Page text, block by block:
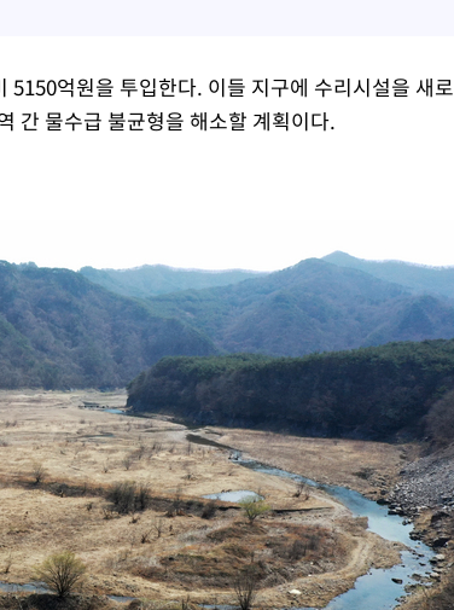
억원을 투입한다. 이들 지구에 수리시설을 새로
간 물수급 불균형을 해소할 계획이다.